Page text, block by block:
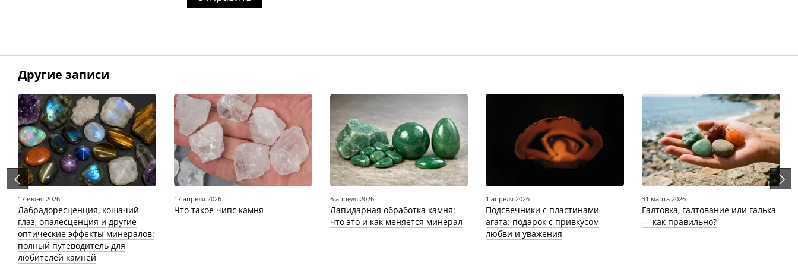
Другие записи
17 июня 2026
Лабрадоресценция, кошачий
глаз, опалесценция и другие
оптические эффекты минералов:
полный путеводитель для
любителей камней
17 апреля 2026
Что такое чипс камня
6 апреля 2026
Лапидарная обработка камня:
что это и как меняется минерал
1 апреля 2026
Подсвечники с пластинами
агата: подарок с привкусом
любви и уважения
31 марта 2026
Галтовка, галтование или галька
— как правильно?